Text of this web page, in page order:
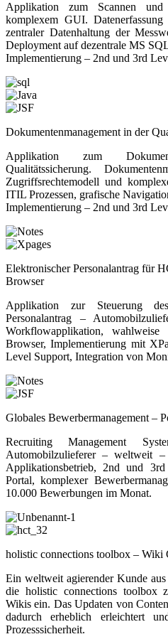
Applikation zum Scannen
komplexem GUI.
zentraler Datenhaltung der
Deployment auf dezentrale MS
Implementierung – 2nd und 3rd
Dokumentenmanagement in der
Applikation zum
Qualitätssicherung.
Zugriffsrechtemodell und
ITIL Prozessen, grafische
Implementierung – 2nd und 3rd
Elektronischer Personalantrag für
Browser
Applikation zur Steuerung
Personalantrag –
Workflowapplikation,
Browser, Implementierung mit
Level Support, Integration von
Globales Bewerbermanagement –
Recruiting Management
Automobilzulieferer – weltweit
Applikationsbetrieb, 2nd und
Portal, komplexer
10.000 Bewerbungen im Monat.
holistic connections toolbox – Wiki
Ein weltweit agierender Kunde
die holistic connections toolbox
Wikis ein. Das Updaten von
dadurch erheblich erleichtert
Prozesssicherheit.